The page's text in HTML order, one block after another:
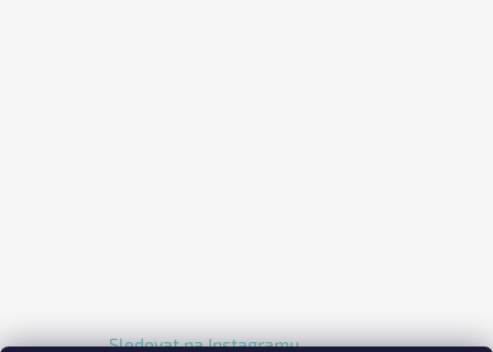
Sledovat na Instagramu